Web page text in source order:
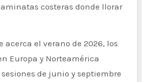
costeras donde llorar
acerca el verano de 2026, los
Europa y Norteamérica
de junio y septiembre